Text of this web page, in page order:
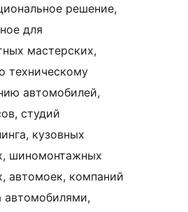
решение,
для
мастерских,
техническому
автомобилей,
студий
кузовных
шиномонтажных
автомоек, компаний
автомобилями,